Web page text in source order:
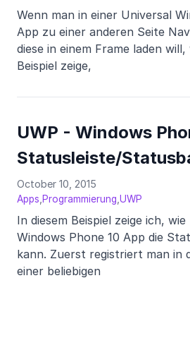
Wenn man in einer Universal
App zu einer anderen Seite
diese in einem Frame laden will,
Beispiel zeige,
UWP - Windows
Statusleiste/
October 10, 2015
Apps Programmierung UWP
In diesem Beispiel zeige ich,
Windows Phone 10 App die
kann. Zuerst registriert man in
einer beliebigen